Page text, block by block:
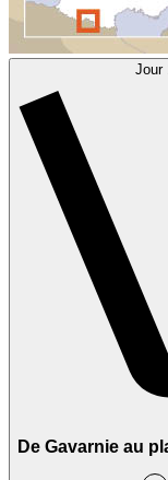
Jour
De Gavarnie au